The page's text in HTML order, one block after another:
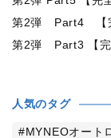
人気のタグ
MYNEOオート